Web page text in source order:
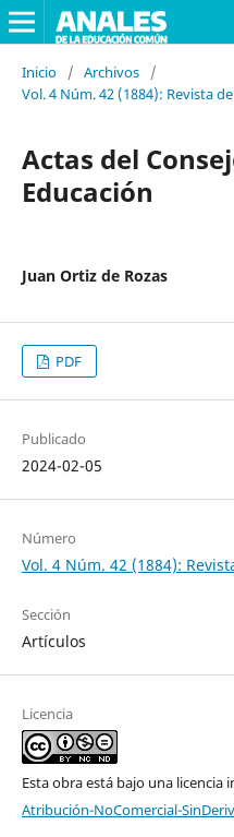
Inicio / Archivos
/
Vol. 4 Núm. 42 (1884): Revista
Actas del
Educación
Juan Ortiz de Rozas
PDF
Publicado
2024-02-05
Número
Vol. 4 Núm. 42 (1884):
Sección
Artículos
Licencia
Esta obra está bajo una licencia
Atribución-NoComercial-